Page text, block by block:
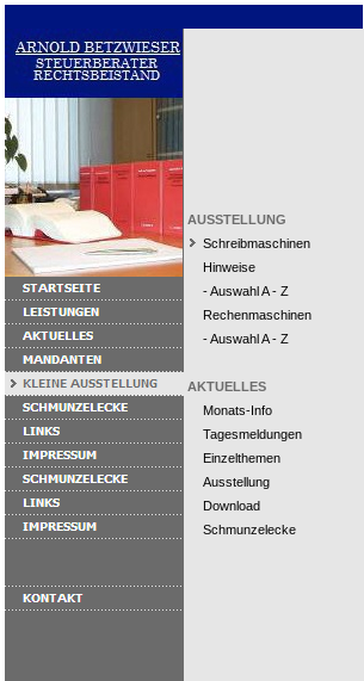
AUSSTELLUNG
Schreibmaschinen
Hinweise
- Auswahl A - Z
Rechenmaschinen
- Auswahl A - Z
AKTUELLES
Monats-Info
Tagesmeldungen
Einzelthemen
Ausstellung
Download
Schmunzelecke